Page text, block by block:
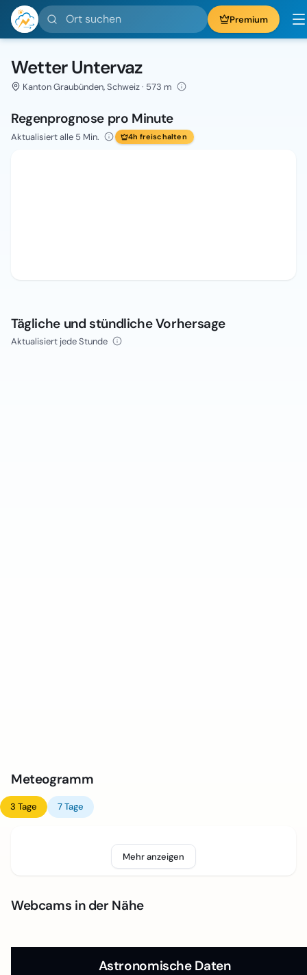
Ort suchen Premium
Wetter Untervaz
Kanton Graubünden, Schweiz · 573 m
Regenprognose pro Minute
Aktualisiert alle 5 Min. 4h freischalten
Tägliche und stündliche Vorhersage
Aktualisiert jede Stunde
Meteogramm
3 Tage 7 Tage
Mehr anzeigen
Webcams in der Nähe
Astronomische Daten